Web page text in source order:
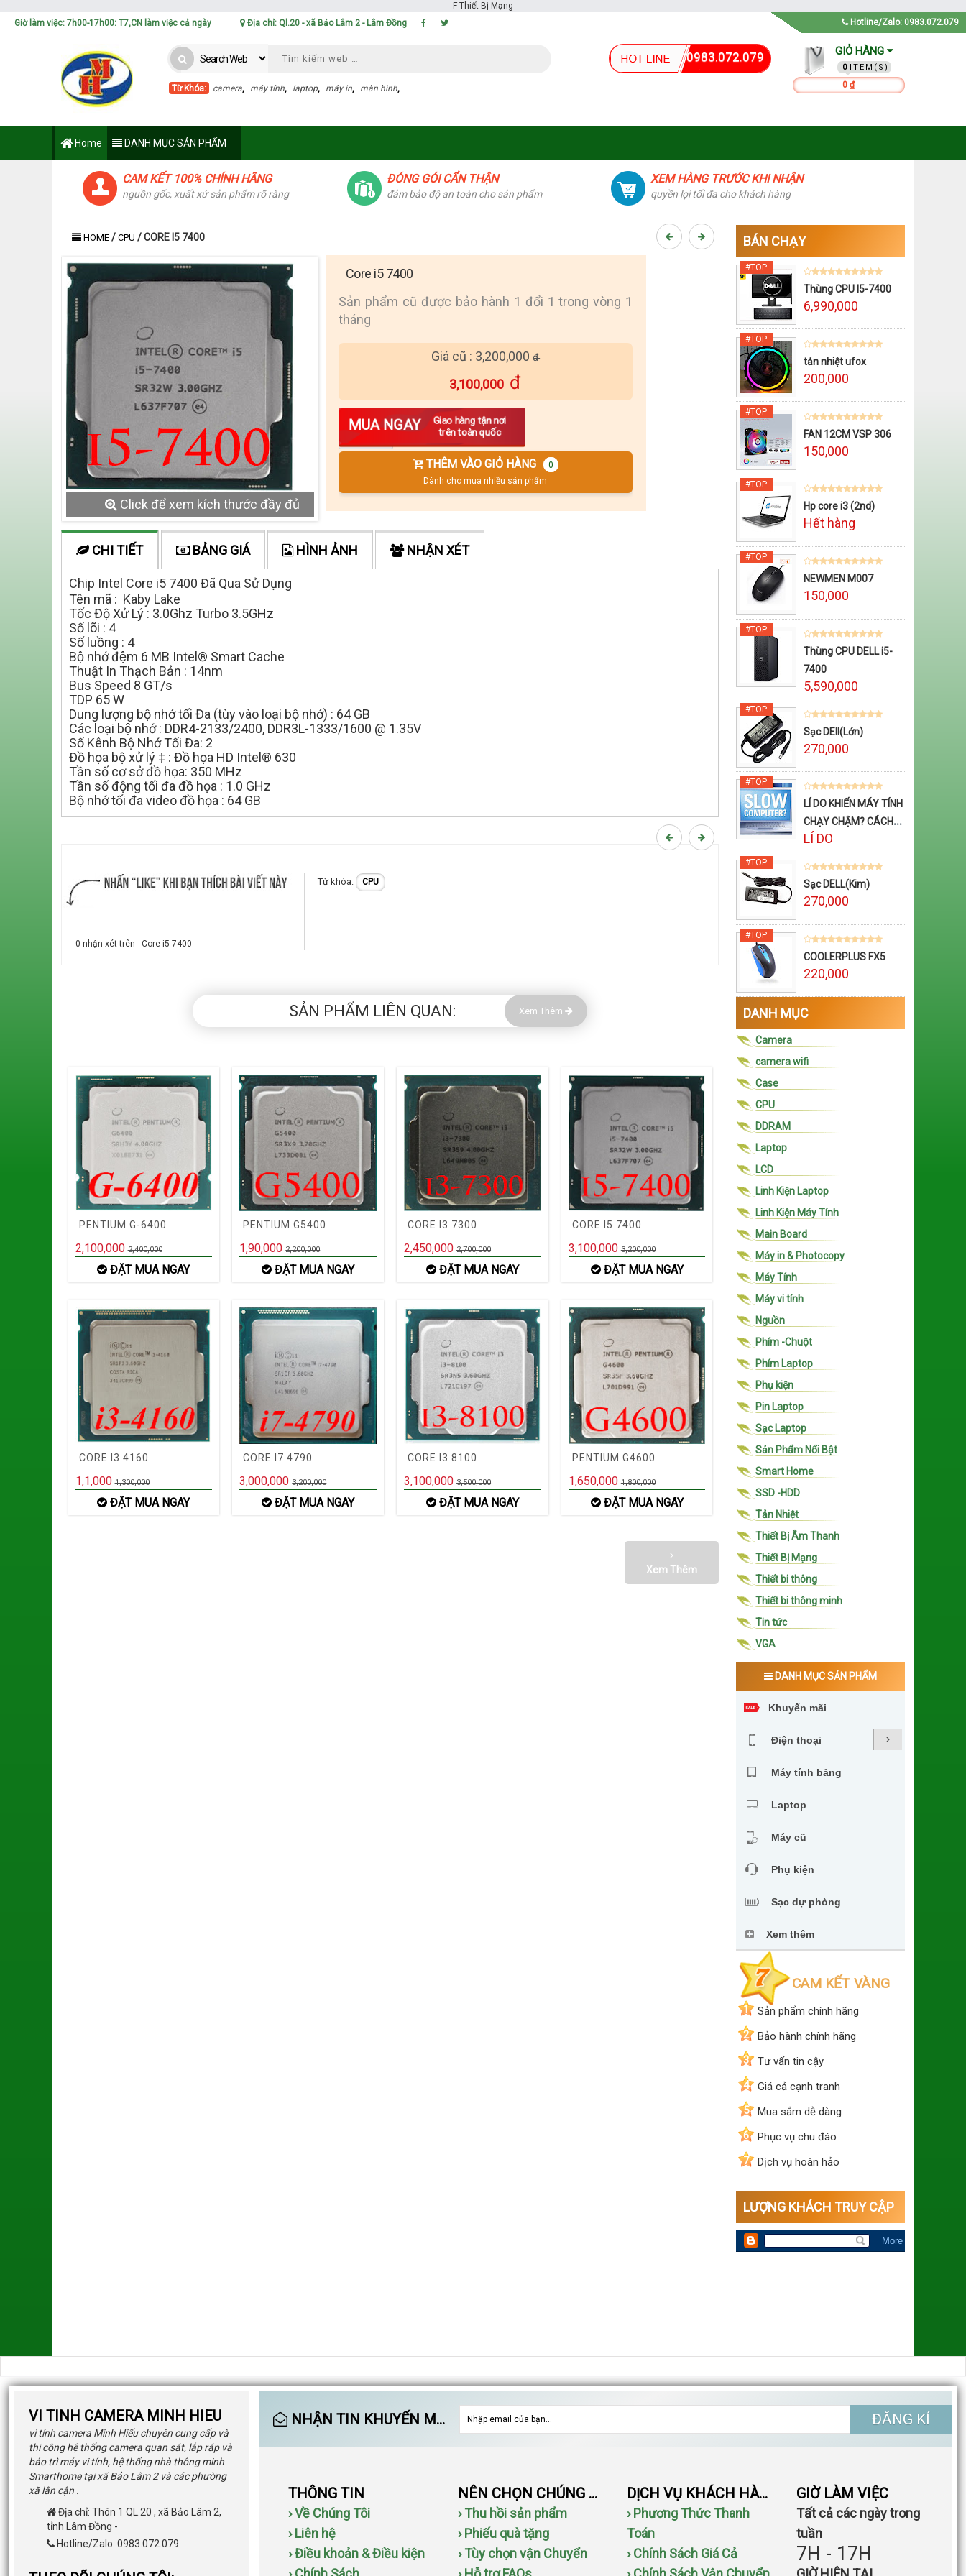
F Thiết Bị Mạng
Giờ làm việc: 7h00-17h00: T7,CN làm việc cả ngày
Địa chỉ: Ql.20 - xã Bảo Lâm 2 - Lâm Đồng Hotline/Zalo: 0983.072.079
Từ Khóa: camera, máy tính, laptop, máy in, màn hình,
GIỎ HÀNG
0
0 ₫
0983.072.079
Home DANH MỤC SẢN PHẨM
CAM KẾT 100% CHÍNH HÃNG
nguồn gốc, xuất xứ sản phẩm rõ ràng
ĐÓNG GÓI CẨN THẬN
đảm bảo độ an toàn cho sản phẩm
XEM HÀNG TRƯỚC KHI NHẬN
quyền lợi tối đa cho khách hàng
HOME /CPU /CORE I5 7400
Click để xem kích thước đầy đủ
Core i5 7400
Sản phẩm cũ được bảo hành 1 đổi 1 trong vòng 1
tháng
Giá cũ : 3,200,000
3,100,000
MUA NGAY
Giao hàng tận nơi
trên toàn quốc
Số lượng
THÊM VÀO GIỎ HÀNG
0
Dành cho mua nhiều sản phẩm
CHI TIẾT BẢNG GIÁ HÌNH ẢNH NHẬN XÉT
Chip Intel Core i5 7400 Đã Qua Sử Dụng
Tên mã : Kaby Lake
Tốc Độ Xử Lý : 3.0Ghz Turbo 3.5GHz
Số lõi : 4
Số luồng : 4
Bộ nhớ đệm 6 MB Intel® Smart Cache
Thuật In Thạch Bản : 14nm
Bus Speed 8 GT/s
TDP 65 W
Dung lượng bộ nhớ tối Đa (tùy vào loại bộ nhớ) : 64 GB
Các loại bộ nhớ : DDR4-2133/2400, DDR3L-1333/1600 @ 1.35V
Số Kênh Bộ Nhớ Tối Đa: 2
Đồ họa bộ xử lý ‡ : Đồ họa HD Intel® 630
Tần số cơ sở đồ họa: 350 MHz
Tần số động tối đa đồ họa : 1.0 GHz
Bộ nhớ tối đa video đồ họa : 64 GB
0 nhận xét trên - Core i5 7400
CPU
SẢN PHẨM LIÊN QUAN: Xem Thêm
PENTIUM G-6400
2,100,000 2,400,000
ĐẶT MUA NGAY
PENTIUM G5400
1,90,000 2,200,000
ĐẶT MUA NGAY
CORE I3 7300
2,450,000 2,700,000
ĐẶT MUA NGAY
CORE I5 7400
3,100,000 3,200,000
ĐẶT MUA NGAY
CORE I3 4160
1,1,000 1,300,000
ĐẶT MUA NGAY
CORE I7 4790
3,000,000 3,200,000
ĐẶT MUA NGAY
CORE I3 8100
3,100,000 3,500,000
ĐẶT MUA NGAY
PENTIUM G4600
1,650,000 1,800,000
ĐẶT MUA NGAY
Xem Thêm
BÁN CHẠY
Thùng CPU I5-7400
6,990,000
tản nhiệt ufox
200,000
FAN 12CM VSP 306
150,000
Hp core i3 (2nd)
Hết hàng
NEWMEN M007
150,000
Thùng CPU DELL i5-
7400
5,590,000
Sạc DEll(Lớn)
270,000
LÍ DO KHIẾN MÁY TÍNH
CHẠY CHẬM? CÁCH
TĂNG TỐC CHO MÁY
LÍ DO
Sạc DELL(Kim)
270,000
COOLERPLUS FX5
220,000
DANH MỤC
Camera
camera wifi
Case
CPU
DDRAM
Laptop
LCD
Linh Kiện Laptop
Linh Kiện Máy Tính
Main Board
Máy in & Photocopy
Máy Tính
Máy vi tính
Nguồn
Phím -Chuột
Phím Laptop
Phụ kiện
Pin Laptop
Sạc Laptop
Sản Phẩm Nổi Bật
Smart Home
SSD -HDD
Tản Nhiệt
Thiết Bị Âm Thanh
Thiết Bị Mạng
Thiết bi thông
Thiết bi thông minh
Tin tức
VGA
DANH MỤC SẢN PHẨM
Khuyến mãi
Điện thoại
Máy tính bảng
Laptop
Máy cũ
Phụ kiện
Sạc dự phòng
Xem thêm
CAM KẾT VÀNG
1
Sản phẩm chính hãng
2
Bảo hành chính hãng
3
Tư vấn tin cậy
4
Giá cả cạnh tranh
5
Mua sắm dễ dàng
6
Phục vụ chu đáo
7
Dịch vụ hoàn hảo
LƯỢNG KHÁCH TRUY CẬP
VI TINH CAMERA MINH HIEU
vi tính camera Minh Hiếu chuyên cung cấp và
thi công hệ thống camera quan sát, lắp ráp và
bảo trì máy vi tính, hệ thống nhà thông minh
Smarthome tại xã Bảo Lâm 2 và các phường
xã lân cận .
Địa chỉ:Thôn 1 QL.20,xã Bảo Lâm 2,
tỉnh Lâm Đồng -
Hotline/Zalo: 0983.072.079
NHẬN TIN KHUYẾN MÃI ĐĂNG KÍ
THÔNG TIN
› Về Chúng Tôi
› Liên hệ
› Điều khoản & Điều kiện
NÊN CHỌN CHÚNG TÔI
› Thu hồi sản phẩm
› Phiếu quà tặng
› Tùy chọn vận Chuyển
DỊCH VỤ KHÁCH HÀNG
› Phương Thức Thanh
Toán
› Chính Sách Giá Cả
GIỜ LÀM VIỆC
Tất cả các ngày trong
tuần
7H - 17H